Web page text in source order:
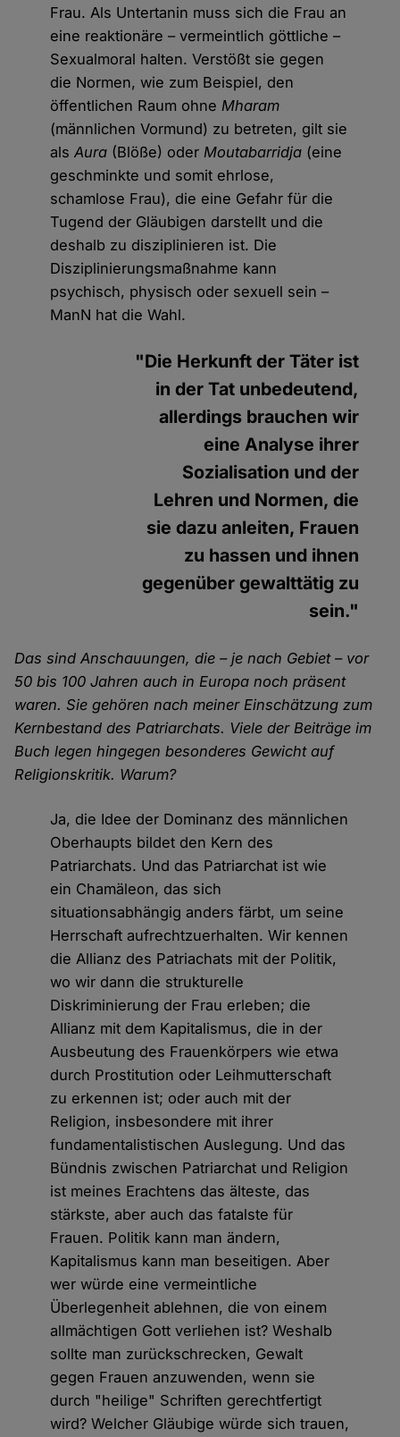
Frau. Als Untertanin muss sich die Frau an
eine reaktionäre – vermeintlich göttliche –
Sexualmoral halten. Verstößt sie gegen
die Normen, wie zum Beispiel, den
öffentlichen Raum ohneMharam
(männlichen Vormund) zu betreten, gilt sie
alsAura (Blöße) oderMoutabarridja (eine
geschminkte und somit ehrlose,
schamlose Frau), die eine Gefahr für die
Tugend der Gläubigen darstellt und die
deshalb zu disziplinieren ist. Die
Disziplinierungsmaßnahme kann
psychisch, physisch oder sexuell sein –
ManN hat die Wahl.
"Die Herkunft der Täter ist
in der Tat unbedeutend,
allerdings brauchen wir
eine Analyse ihrer
Sozialisation und der
Lehren und Normen, die
sie dazu anleiten, Frauen
zu hassen und ihnen
gegenüber gewalttätig zu
sein."
Das sind Anschauungen, die – je nach Gebiet – vor
50 bis 100 Jahren auch in Europa noch präsent
waren. Sie gehören nach meiner Einschätzung zum
Kernbestand des Patriarchats. Viele der Beiträge im
Buch legen hingegen besonderes Gewicht auf
Religionskritik. Warum?
Ja, die Idee der Dominanz des männlichen
Oberhaupts bildet den Kern des
Patriarchats. Und das Patriarchat ist wie
ein Chamäleon, das sich
situationsabhängig anders färbt, um seine
Herrschaft aufrechtzuerhalten. Wir kennen
die Allianz des Patriachats mit der Politik,
wo wir dann die strukturelle
Diskriminierung der Frau erleben; die
Allianz mit dem Kapitalismus, die in der
Ausbeutung des Frauenkörpers wie etwa
durch Prostitution oder Leihmutterschaft
zu erkennen ist; oder auch mit der
Religion, insbesondere mit ihrer
fundamentalistischen Auslegung. Und das
Bündnis zwischen Patriarchat und Religion
ist meines Erachtens das älteste, das
stärkste, aber auch das fatalste für
Frauen. Politik kann man ändern,
Kapitalismus kann man beseitigen. Aber
wer würde eine vermeintliche
Überlegenheit ablehnen, die von einem
allmächtigen Gott verliehen ist? Weshalb
sollte man zurückschrecken, Gewalt
gegen Frauen anzuwenden, wenn sie
durch "heilige" Schriften gerechtfertigt
wird? Welcher Gläubige würde sich trauen,